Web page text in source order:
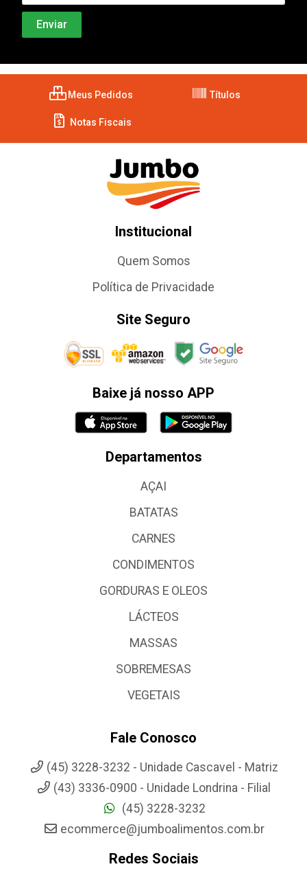
Meus Pedidos Títulos
Notas Fiscais
Institucional
Quem Somos
Política de Privacidade
Site Seguro
Baixe já nosso APP
Departamentos
AÇAI
BATATAS
CARNES
CONDIMENTOS
GORDURAS E OLEOS
LÁCTEOS
MASSAS
SOBREMESAS
VEGETAIS
Fale Conosco
(45) 3228-3232 - Unidade Cascavel - Matriz
(43) 3336-0900 - Unidade Londrina - Filial
(45) 3228-3232
ecommerce@jumboalimentos.com.br
Redes Sociais